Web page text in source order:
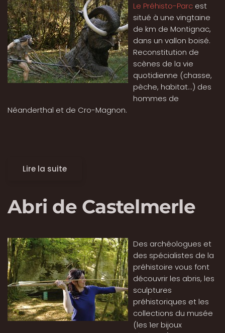
Le Préhisto-Parc est
situé à une vingtaine
de km de Montignac,
dans un vallon boisé.
Reconstitution de
scènes de la vie
quotidienne (chasse,
pèche, habitat...) des
hommes de
Néanderthal et de Cro-Magnon.
Lire la suite
Abri de Castelmerle
Des archéologues et
des spécialistes de la
préhistoire vous font
découvrir les abris, les
sculptures
préhistoriques et les
collections du musée
(les 1er bijoux